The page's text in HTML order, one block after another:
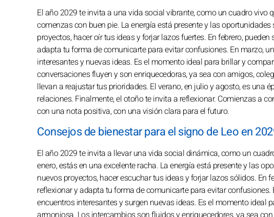
El año 2029 te invita a una vida social vibrante, como un cuadro vivo
comenzas con buen pie. La energía está presente y las
proyectos, hacer oír tus ideas y forjar lazos fuertes. En febrero,
adapta tu forma de comunicarte para evitar confusiones. En marzo,
interesantes y nuevas ideas. Es el momento ideal para brillar y
conversaciones fluyen y son enriquecedoras, ya sea con amigos,
llevan a reajustar tus prioridades. El verano, en julio y agosto, es una
relaciones. Finalmente, el otoño te invita a reflexionar. Comienzas a
con una nota positiva, con una visión clara para el futuro.
Consejos de bienestar para el signo de Leo en
El año 2029 te invita a llevar una vida social dinámica, como un
enero, estás en una excelente racha. La energía está presente y las
nuevos proyectos, hacer escuchar tus ideas y forjar lazos sólidos.
reflexionar y adapta tu forma de comunicarte para evitar
encuentros interesantes y surgen nuevas ideas. Es el momento